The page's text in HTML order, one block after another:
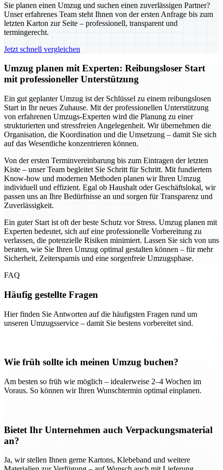
Sie planen einen Umzug und suchen einen zuverlässigen Partner?
Unser erfahrenes Team steht Ihnen von der ersten Anfrage bis zum
letzten Karton zur Seite – professionell, transparent und
termingerecht.
Jetzt schnell vergleichen
Umzug planen mit Experten: Reibungsloser Start
mit professioneller Unterstützung
Ein gut geplanter Umzug ist der Schlüssel zu einem reibungslosen
Start in Ihr neues Zuhause. Mit der professionellen Unterstützung
von erfahrenen Umzugs-Experten wird die Planung zu einer
strukturierten und stressfreien Angelegenheit. Wir übernehmen die
Organisation, die Koordination und die Umsetzung – damit Sie sich
auf das Wesentliche konzentrieren können.
Von der ersten Terminvereinbarung bis zum Eintragen der letzten
Kiste – unser Team begleitet Sie Schritt für Schritt. Mit fundiertem
Know-how und modernen Methoden planen wir Ihren Umzug
individuell und effizient. Egal ob Haushalt oder Geschäftslokal, wir
passen uns an Ihre Bedürfnisse an und sorgen für Transparenz und
Zuverlässigkeit.
Ein guter Start ist oft der beste Schutz vor Stress. Umzug planen mit
Experten bedeutet, sich auf eine professionelle Vorbereitung zu
verlassen, die potenzielle Risiken minimiert. Lassen Sie sich von uns
beraten, wie Sie Ihren Umzug optimal gestalten können – für mehr
Sicherheit, Zeitersparnis und eine sorgenfreie Umzugsphase.
FAQ
Häufig gestellte Fragen
Hier finden Sie Antworten auf die häufigsten Fragen rund um
unseren Umzugsservice – damit Sie bestens vorbereitet sind.
Wie früh sollte ich meinen Umzug buchen?
Am besten so früh wie möglich – idealerweise 2–4 Wochen im
Voraus. So können wir Ihren Wunschtermin optimal einplanen.
Bietet Ihr Unternehmen auch Verpackungsmaterial
an?
Ja, wir stellen Ihnen gerne Kartons, Klebeband und weitere